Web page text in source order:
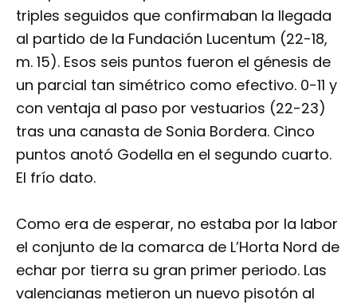
triples seguidos que confirmaban la llegada
al partido de la Fundación Lucentum (22-18,
m. 15). Esos seis puntos fueron el génesis de
un parcial tan simétrico como efectivo. 0-11 y
con ventaja al paso por vestuarios (22-23)
tras una canasta de Sonia Bordera. Cinco
puntos anotó Godella en el segundo cuarto.
El frío dato.
Como era de esperar, no estaba por la labor
el conjunto de la comarca de L’Horta Nord de
echar por tierra su gran primer periodo. Las
valencianas metieron un nuevo pisotón al